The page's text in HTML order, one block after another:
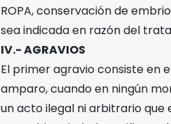
ROPA, conservación de
sea indicada en razón del
IV.- AGRAVIOS
El primer agravio consiste en
amparo, cuando en ningún
un acto ilegal ni arbitrario